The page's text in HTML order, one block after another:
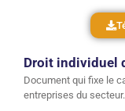
Droit individuel
Document qui fixe le
entreprises du secteur.